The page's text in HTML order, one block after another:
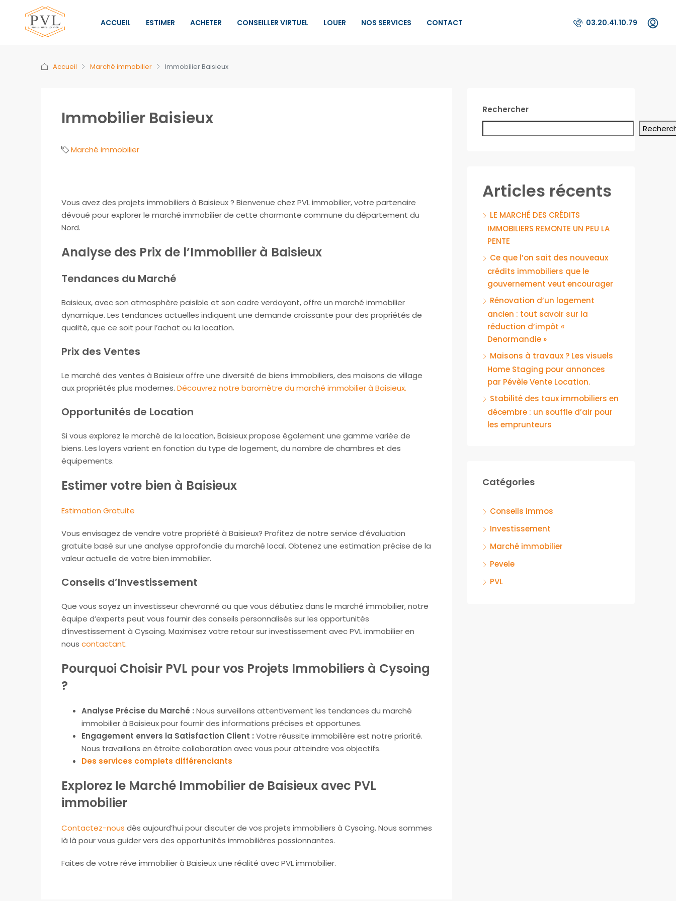
ACCUEIL ESTIMER ACHETER CONSEILLER VIRTUEL LOUER NOS SERVICES CONTACT 03.20.41.10.79
Accueil Marché immobilier Immobilier Baisieux
Immobilier Baisieux
Marché immobilier
Vous avez des projets immobiliers à Baisieux ? Bienvenue chez PVL immobilier, votre partenaire
dévoué pour explorer le marché immobilier de cette charmante commune du département du
Nord.
Analyse des Prix de l’Immobilier à Baisieux
Tendances du Marché
Baisieux, avec son atmosphère paisible et son cadre verdoyant, offre un marché immobilier
dynamique. Les tendances actuelles indiquent une demande croissante pour des propriétés de
qualité, que ce soit pour l’achat ou la location.
Prix des Ventes
Le marché des ventes à Baisieux offre une diversité de biens immobiliers, des maisons de village
aux propriétés plus modernes. Découvrez notre baromètre du marché immobilier à Baisieux.
Opportunités de Location
Si vous explorez le marché de la location, Baisieux propose également une gamme variée de
biens. Les loyers varient en fonction du type de logement, du nombre de chambres et des
équipements.
Estimer votre bien à Baisieux
Estimation Gratuite
Vous envisagez de vendre votre propriété à Baisieux? Profitez de notre service d’évaluation
gratuite basé sur une analyse approfondie du marché local. Obtenez une estimation précise de la
valeur actuelle de votre bien immobilier.
Conseils d’Investissement
Que vous soyez un investisseur chevronné ou que vous débutiez dans le marché immobilier, notre
équipe d’experts peut vous fournir des conseils personnalisés sur les opportunités
d’investissement à Cysoing. Maximisez votre retour sur investissement avec PVL immobilier en
nous contactant.
Pourquoi Choisir PVL pour vos Projets Immobiliers à Cysoing
?
Analyse Précise du Marché : Nous surveillons attentivement les tendances du marché
immobilier à Baisieux pour fournir des informations précises et opportunes.
Engagement envers la Satisfaction Client : Votre réussite immobilière est notre priorité.
Nous travaillons en étroite collaboration avec vous pour atteindre vos objectifs.
Des services complets différenciants
Explorez le Marché Immobilier de Baisieux avec PVL
immobilier
Contactez-nous dès aujourd’hui pour discuter de vos projets immobiliers à Cysoing. Nous sommes
là là pour vous guider vers des opportunités immobilières passionnantes.
Faites de votre rêve immobilier à Baisieux une réalité avec PVL immobilier.
Rechercher
Articles récents
LE MARCHÉ DES CRÉDITS
IMMOBILIERS REMONTE UN PEU LA
PENTE
Ce que l’on sait des nouveaux
crédits immobiliers que le
gouvernement veut encourager
Rénovation d’un logement
ancien : tout savoir sur la
réduction d’impôt «
Denormandie »
Maisons à travaux ? Les visuels
Home Staging pour annonces
par Pévèle Vente Location.
Stabilité des taux immobiliers en
décembre : un souffle d’air pour
les emprunteurs
Catégories
Conseils immos
Investissement
Marché immobilier
Pevele
PVL